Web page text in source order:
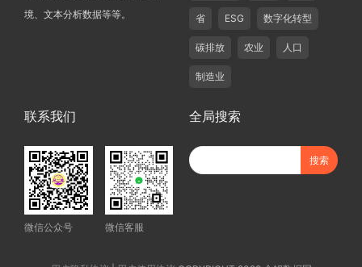
境、文本分析数据等等。
省 ESG 数字化转型
碳排放 农业 人口
制造业
联系我们
微信公众号 微信客服
全局搜索